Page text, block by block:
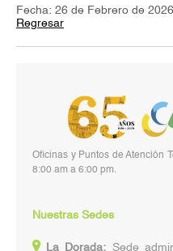
Fecha: 26 de Febrero de 2026
Regresar
Oficinas y Puntos de Atención
8:00 am a 6:00 pm.
Nuestras Sedes
La Dorada: Sede